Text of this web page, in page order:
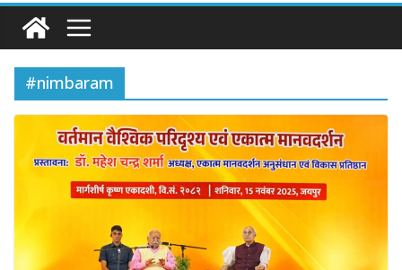
#nimbaram